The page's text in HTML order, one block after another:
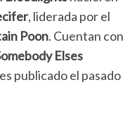
, liderada por el
Poon. Cuentan con
Elses
publicadoel pasado